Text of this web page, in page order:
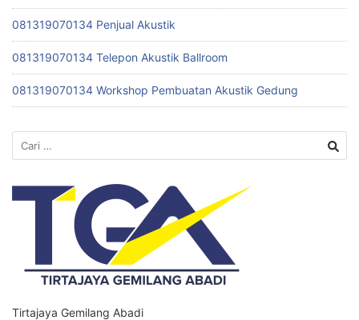
081319070134 Penjual Akustik
081319070134 Telepon Akustik Ballroom
081319070134 Workshop Pembuatan Akustik Gedung
Cari
untuk:
Tirtajaya Gemilang Abadi